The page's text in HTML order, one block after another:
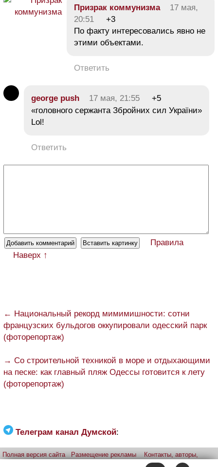
Призрак коммунизма
17 мая,
20:51
+3
По факту интересовались явно не
этими объектами.
Ответить
george push 17 мая, 21:55
+5
«головного сержанта Збройних сил України»
Lol!
Ответить
Правила
Наверх ↑
← Национальный рекорд мимимишности: сотни
французских бульдогов оккупировали одесский парк
(фоторепортаж)
→ Со строительной техникой в море и отдыхающими
на песке: как главный пляж Одессы готовится к лету
(фоторепортаж)
Телеграм канал Думской:
Полная версия сайта Размещение рекламы
Контакты, авторы,